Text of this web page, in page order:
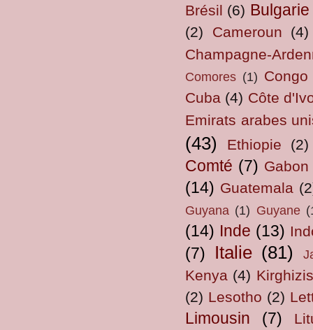
Brésil (6) Bulgarie
(2) Cameroun
(4)
Champagne-
Comores (1) Congo
Cuba (4) Côte
Emirats arabes
(43) Ethiopie (2)
Comté (7) Gabon
(14) Guatemala
Guyana (1) Guyane
(14) Inde (13)
(7) Italie (81)
Kenya (4)
(2) Lesotho (2)
Limousin (7)